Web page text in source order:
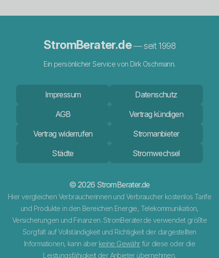
StromBerater.de— seit 1998
Ein persönlicher Service von Dirk Oschmann.
Impressum
Datenschutz
AGB
Vertrag kündigen
Vertrag widerrufen
Stromanbieter
Städte
Stromwechsel
© 2026 StromBerater.de
Hier vergleichen Verbraucherinnen und Verbraucher kostenlos Tarife
und Produkte in den Bereichen Energie, Telekommunikation,
Versicherungen und Finanzen. StromBerater.de verwendet größte
Sorgfalt auf Vollständigkeit und Richtigkeit der dargestellten
Informationen, kann aber keine Gewährfür diese oder die
Leistungsfähigkeit der Anbieter übernehmen.